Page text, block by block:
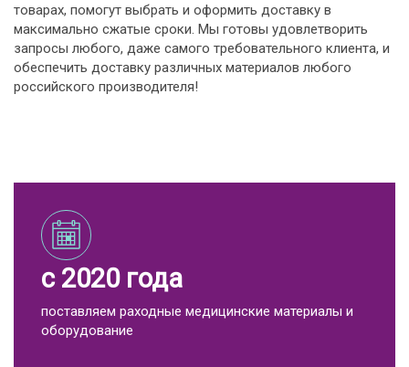
товарах, помогут выбрать и оформить доставку в
максимально сжатые сроки. Мы готовы удовлетворить
запросы любого, даже самого требовательного клиента, и
обеспечить доставку различных материалов любого
российского производителя!
с 2020 года
поставляем раходные медицинские материалы и
оборудование